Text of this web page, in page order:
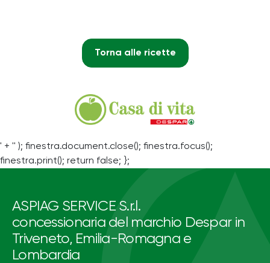
Torna alle ricette
' + '' ); finestra.document.close(); finestra.focus();
finestra.print(); return false; };
ASPIAG SERVICE S.r.l.
concessionaria del marchio Despar in
Triveneto, Emilia-Romagna e
Lombardia